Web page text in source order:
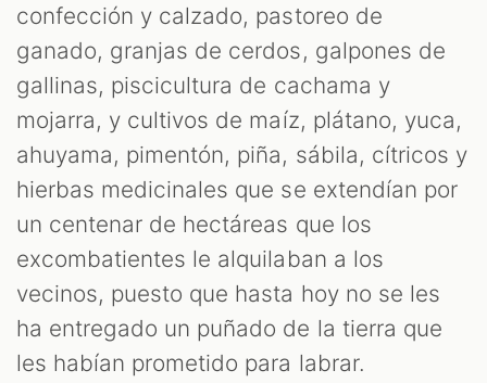
confección y calzado, pastoreo de
ganado, granjas de cerdos, galpones de
gallinas, piscicultura de cachama y
mojarra, y cultivos de maíz, plátano, yuca,
ahuyama, pimentón, piña, sábila, cítricos y
hierbas medicinales que se extendían por
un centenar de hectáreas que los
excombatientes le alquilaban a los
vecinos, puesto que hasta hoy no se les
ha entregado un puñado de la tierra que
les habían prometido para labrar.